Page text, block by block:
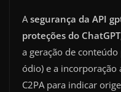
Asegurança da API
proteções do ChatGPT
a geração de
ódio) e a
C2PA para indicar